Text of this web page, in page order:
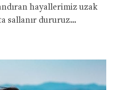
hayallerimiz uzak
sallanır dururuz…